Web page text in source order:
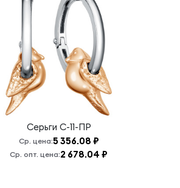
Серьги С-11-ПР
Ср. цена:5 356.08 ₽
Ср. опт. цена:2 678.04 ₽